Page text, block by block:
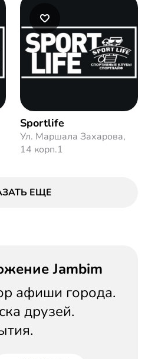
Sportlife
Ул. Маршала Захарова,
14 корп.1
ЕЩЕ
Jambim
афиши города.
друзей.